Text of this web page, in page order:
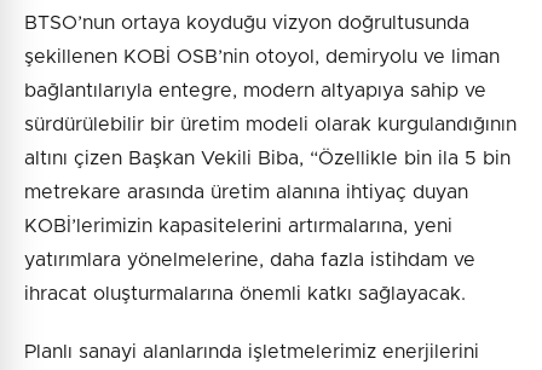
BTSO’nun ortaya koyduğu vizyon doğrultusunda
şekillenen KOBİ OSB’nin otoyol, demiryolu ve liman
bağlantılarıyla entegre, modern altyapıya sahip ve
sürdürülebilir bir üretim modeli olarak kurgulandığının
altını çizen Başkan Vekili Biba, “Özellikle bin ila 5 bin
metrekare arasında üretim alanına ihtiyaç duyan
KOBİ’lerimizin kapasitelerini artırmalarına, yeni
yatırımlara yönelmelerine, daha fazla istihdam ve
ihracat oluşturmalarına önemli katkı sağlayacak.
Planlı sanayi alanlarında işletmelerimiz enerjilerini